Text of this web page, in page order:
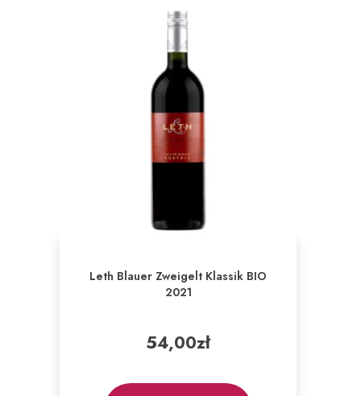
Leth Blauer Zweigelt Klassik BIO
2021
54,00zł